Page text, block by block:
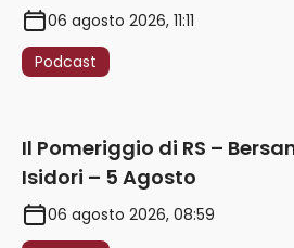
06 agosto 2026, 11:11
Podcast
Il Pomeriggio di RS –
Isidori – 5 Agosto
06 agosto 2026, 08:59